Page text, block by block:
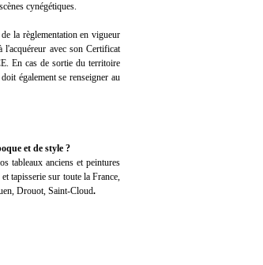
cynégétiques.
la règlementation en vigueur
avec son Certificat
En cas de sortie du territoire
également se renseigner au
et de style ?
tableaux anciens et peintures
tapisserie sur toute la France,
Drouot, Saint-Cloud.